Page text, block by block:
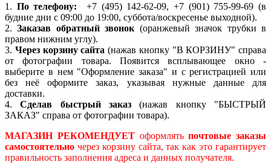
1. По телефону: +7 (495) 142-62-09, +7 (901) 755-99-69 (в
будние дни с 09:00 до 19:00, суббота/воскресенье выходной).
2.Заказав обратный звонок (оранжевый значок трубки в
правом нижним углу).
3. Через корзину сайта (нажав кнопку "В КОРЗИНУ" справа
от фотографии товара. Появится всплывающее окно -
выберите в нем "Оформление заказа" и с регистрацией или
без неё оформите заказ, указывая нужные данные для
доставки.
4.Сделав быстрый заказ (нажав кнопку "БЫСТРЫЙ
ЗАКАЗ" справа от фотографии товара).
МАГАЗИН РЕКОМЕНДУЕТоформлятьпочтовые заказы
самостоятельно через корзину сайта, так как это гарантирует
правильность заполнения адреса и данных получателя.